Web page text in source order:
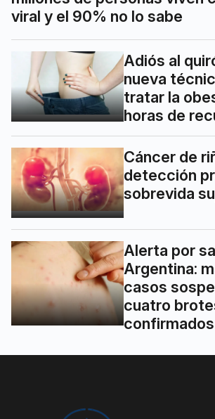
viral y el 90% no lo sabe
Adiós al
nueva
tratar la
horas de
Cáncer de
detección
sobrevida
Alerta por
Argentina:
casos
cuatro
confirmados